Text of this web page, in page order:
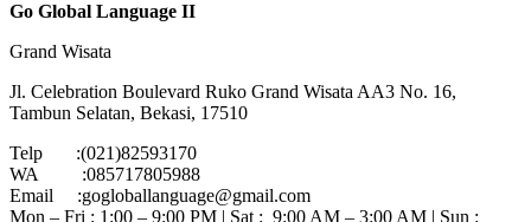
Go Global Language II
Grand Wisata
Jl. Celebration Boulevard Ruko Grand Wisata AA3 No. 16,
Tambun Selatan, Bekasi, 17510
Telp :(021)82593170
WA :085717805988
Email :gogloballanguage@gmail.com
Mon – Fri : 1:00 – 9:00 PM | Sat : 9:00 AM – 3:00 AM | Sun :